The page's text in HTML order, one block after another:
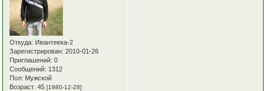
Откуда: Ивантеека-2
Зарегистрирован: 2010-01-26
Приглашений: 0
Сообщений: 1312
Пол: Мужской
Возраст: 45[1980-12-28]